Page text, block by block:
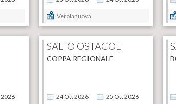
Verolanuova
2026
SALTO OSTACOLI
24Ott2026 25 Ott2026
COPPA REGIONALE